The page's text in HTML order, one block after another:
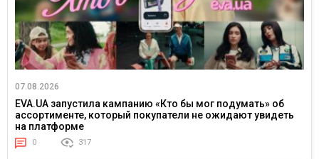
07.08.2026
EVA.UA запустила кампанию «Кто бы мог подумать» об
ассортименте, который покупатели не ожидают увидеть
на платформе
0 317